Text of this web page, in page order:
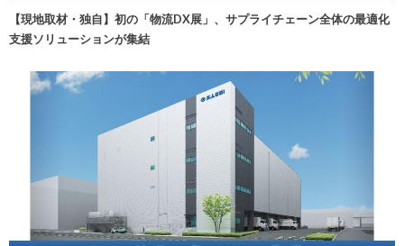
【現地取材・独自】初の「物流DX展」、サプライチェーン全体の最適化
支援ソリューションが集結